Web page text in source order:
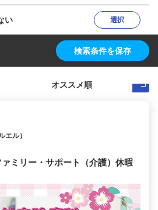
い 選択
検索条件を保存
エル）
ミリー・サポート（介護）休暇